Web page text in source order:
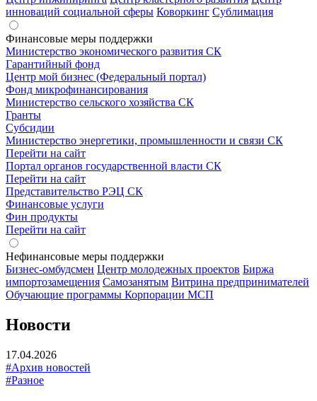
инноваций социальной сферы Коворкинг Сублимация
Финансовые меры поддержки
Министерство экономического развития СК
Гарантийный фонд
Центр мой бизнес (Федеральный портал)
Фонд микрофинансирования
Министерство сельского хозяйства СК
Гранты
Субсидии
Министерство энергетики, промышленности и связи СК
Перейти на сайт
Портал органов государственной власти СК
Перейти на сайт
Представительство РЭЦ СК
Финансовые услуги
Фин продукты
Перейти на сайт
Нефинансовые меры поддержки
Бизнес-омбудсмен Центр молодежных проектов Биржа
импортозамещения Cамозанятым Витрина предпринимателей
Обучающие программы Корпорации МСП
Новости
17.04.2026
#Архив новостей
#Разное